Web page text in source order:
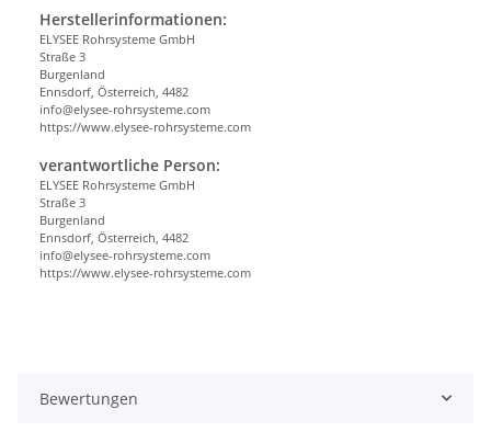
Herstellerinformationen:
ELYSEE Rohrsysteme GmbH
Straße 3
Burgenland
Ennsdorf, Österreich, 4482
info@elysee-rohrsysteme.com
https://www.elysee-rohrsysteme.com
verantwortliche Person:
ELYSEE Rohrsysteme GmbH
Straße 3
Burgenland
Ennsdorf, Österreich, 4482
info@elysee-rohrsysteme.com
https://www.elysee-rohrsysteme.com
Bewertungen